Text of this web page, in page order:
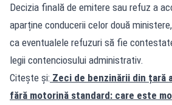
Decizia finală de emitere sau refuz a
aparține conducerii celor două
ca eventualele refuzuri să fie
legii contenciosului administrativ.
Citește și: Zeci de benzinării din țară
fără motorină standard: care este